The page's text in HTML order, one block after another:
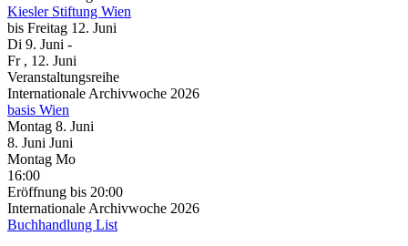
Kiesler Stiftung Wien
bis Freitag 12. Juni
Di 9. Juni -
Fr , 12. Juni
Veranstaltungsreihe
Internationale Archivwoche 2026
basis Wien
Montag 8. Juni
8. Juni Juni
Montag Mo
16:00
Eröffnung bis 20:00
Internationale Archivwoche 2026
Buchhandlung List